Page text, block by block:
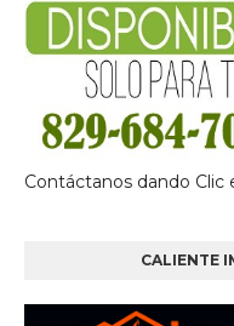
Contáctanos dando
CALIENTE